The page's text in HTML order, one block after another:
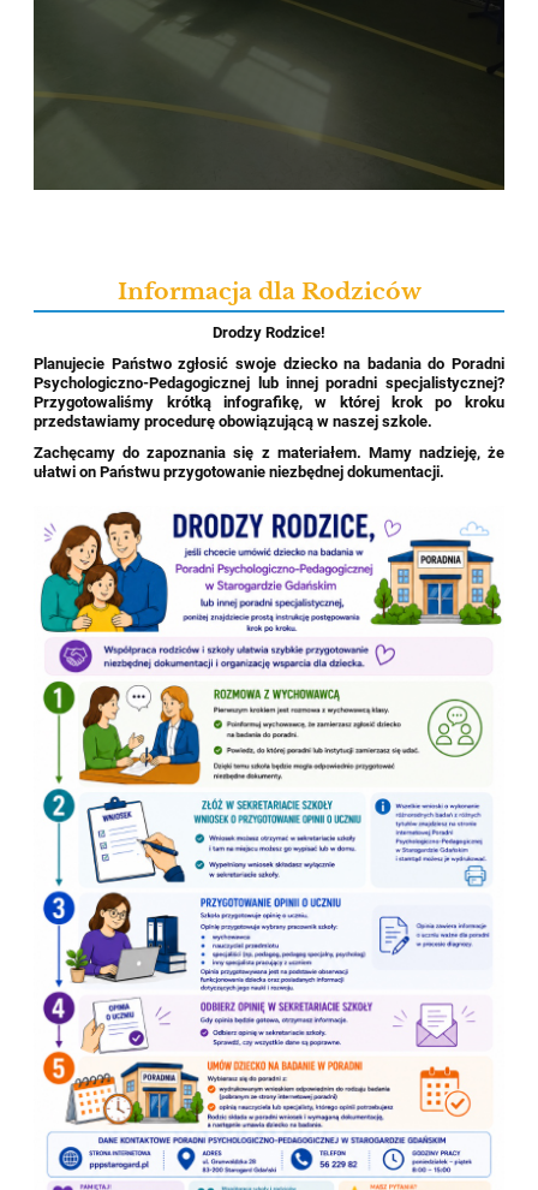
Informacja dla Rodziców
Drodzy Rodzice!
Planujecie Państwo zgłosić swoje dziecko na badania do Poradni
Psychologiczno-Pedagogicznej lub innej poradni specjalistycznej?
Przygotowaliśmy krótką infografikę, w której krok po kroku
przedstawiamy procedurę obowiązującą w naszej szkole.
Zachęcamy do zapoznania się z materiałem. Mamy nadzieję, że
ułatwi on Państwu przygotowanie niezbędnej dokumentacji.